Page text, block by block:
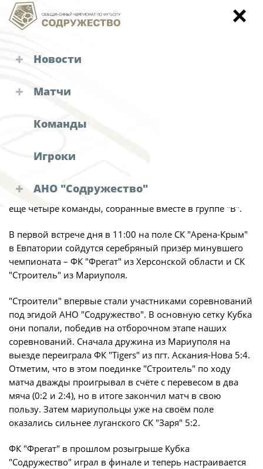
Новости
Кубок
Судейские назначения
Новости "Содружества"
Матчи
Турнирная таблица
Команды
Игроки
Новости
О турнире
Кубок Объединенного Чемпионата по
футболу "Содружество"
Календарь и результаты матчей
Статистика
Команды
Игроки
АНО "Содружество"
Руководство АНО "Содружество"
Аппарат
Офис-менеджер
Юрист
Бухгалтерия
Служба безопасности
Пресс-служба
Отдел информационных технологий
Комитеты
Инспекторско-судейский комитет
матчи Кубка "Содружество" 2
2-го ноября в борьбу за Кубок "Содружество" вступят
ещё четыре команды, собранные вместе в группе "В".
В первой встрече дня в 11:00 на поле СК "Арена-Крым"
в Евпатории сойдутся серебряный призёр минувшего
чемпионата – ФК "Фрегат" из Херсонской области и СК
"Строитель" из Мариуполя.
"Строители" впервые стали участниками соревнований
под эгидой АНО "Содружество". В основную сетку Кубка
они попали, победив на отборочном этапе наших
соревнований. Сначала дружина из Мариуполя на
выезде переиграла ФК "Tigers" из пгт. Аскания-Нова 5:4.
Отметим, что в этом поединке "Строитель" по ходу
матча дважды проигрывал в счёте с перевесом в два
мяча (0:2 и 2:4), но в итоге закончил матч в свою
пользу. Затем мариупольцы уже на своём поле
оказались сильнее луганского СК "Заря" 5:2.
ФК "Фрегат" в прошлом розыгрыше Кубка
"Содружество" играл в финале и теперь настраивается